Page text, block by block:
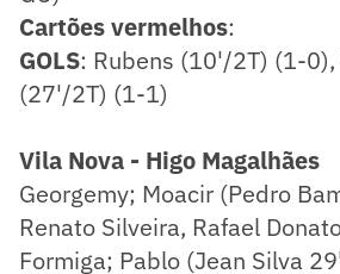
Cartões vermelhos:
GOLS: Rubens (10'/2T) (1-
(27'/2T) (1-1)
Vila Nova - Higo Magalhães
Georgemy; Moacir (Pedro
Renato Silveira, Rafael
Formiga; Pablo (Jean Silva